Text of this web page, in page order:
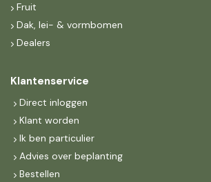
Fruit
Dak, lei- & vormbomen
Dealers
Klantenservice
Direct inloggen
Klant worden
Ik ben particulier
Advies over beplanting
Bestellen